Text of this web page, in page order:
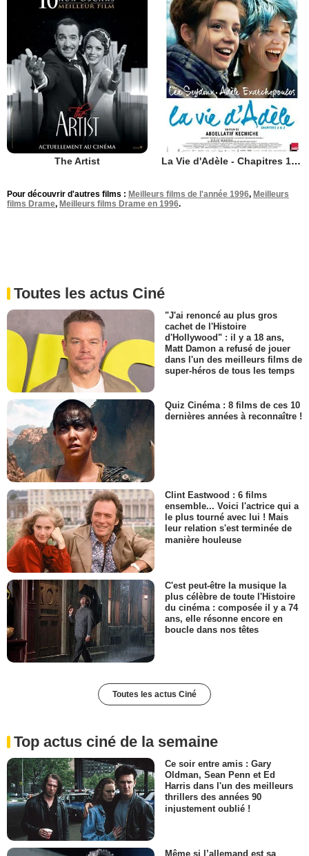
The Artist La Vie d'Adèle - Chapitres 1 et 2
Pour découvrir d'autres films : Meilleurs films de l'année 1996, Meilleurs
films Drame, Meilleurs films Drame en 1996.
Toutes les actus Ciné
"J'ai renoncé au plus gros
cachet de l'Histoire
d'Hollywood" : il y a 18 ans,
Matt Damon a refusé de jouer
dans l'un des meilleurs films de
super-héros de tous les temps
Quiz Cinéma : 8 films de ces 10
dernières années à reconnaître !
Clint Eastwood : 6 films
ensemble... Voici l'actrice qui a
le plus tourné avec lui ! Mais
leur relation s'est terminée de
manière houleuse
C'est peut-être la musique la
plus célèbre de toute l'Histoire
du cinéma : composée il y a 74
ans, elle résonne encore en
boucle dans nos têtes
Toutes les actus Ciné
Top actus ciné de la semaine
Ce soir entre amis : Gary
Oldman, Sean Penn et Ed
Harris dans l'un des meilleurs
thrillers des années 90
injustement oublié !
Même si l’allemand est sa